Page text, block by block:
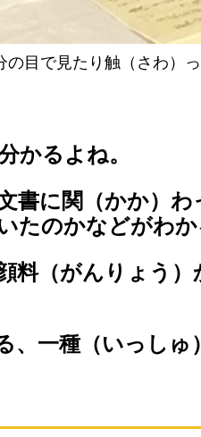
目で見たり触（さわ）
かるよね。
に関（かか）わ
たのかなどがわか
料（がんりょう
、一種（いっし